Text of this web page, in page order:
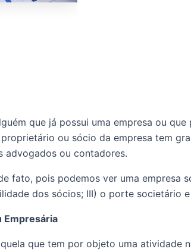
que já possui uma empresa ou
proprietário ou sócio da empresa tem
advogados ou contadores.
dos sócios; III) o porte societário
Empresária